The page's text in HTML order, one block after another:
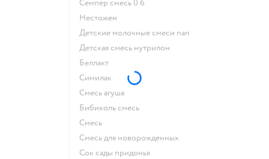
семпер смесь 0 6
нестожен
Детские молочные смеси nan
детская смесь нутрилон
беллакт
симилак
смесь агуша
бибиколь смесь
смесь
смесь для новорожденных
сок сады придонья